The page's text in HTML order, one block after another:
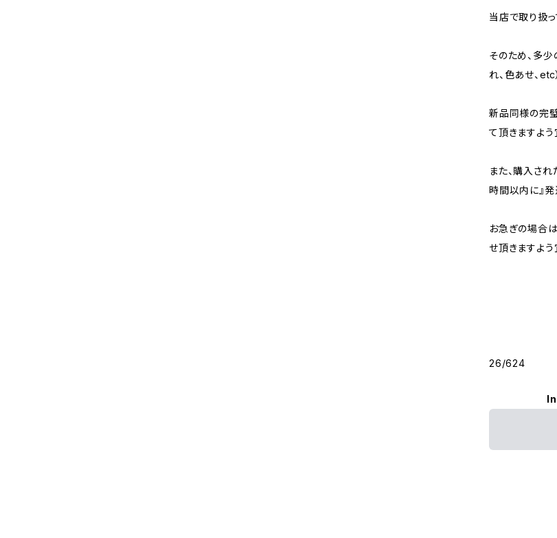
当店で取り扱っ
そのため、多少
れ、色あせ、
新品同様の完
て頂きますよう
また、購入さ
時間以内に』発
お急ぎの場合
せ頂きますよう
26/624